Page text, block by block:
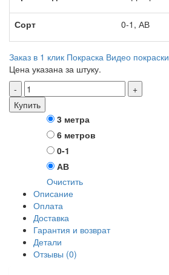
Сорт 0-1, АВ
Заказ в 1 клик Покраска Видео покраски
Цена указана за штуку.
Купить
3 метра
6 метров
0-1
АВ
Очистить
Описание
Оплата
Доставка
Гарантия и возврат
Детали
Отзывы (0)